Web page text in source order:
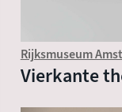
Rijksmuseum
Vierkante